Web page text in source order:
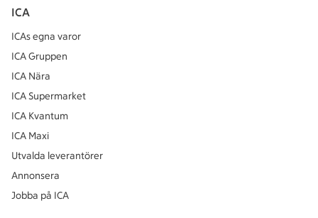
ICA
ICAs egna varor
ICA Gruppen
ICA Nära
ICA Supermarket
ICA Kvantum
ICA Maxi
Utvalda leverantörer
Annonsera
Jobba på ICA